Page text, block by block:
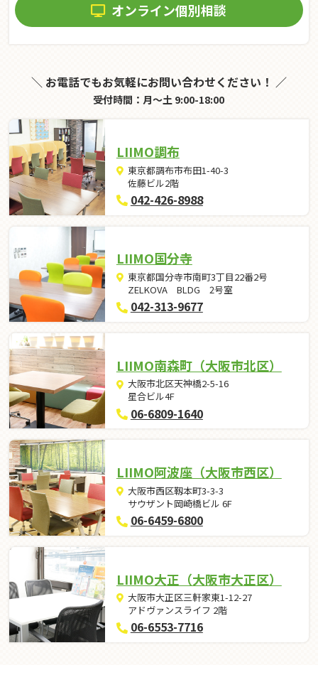
オンライン個別相談
＼ お電話でもお気軽にお問い合わせください！ ／
受付時間：月～土 9:00-18:00
LIIMO調布
東京都調布市布田1-40-3
佐藤ビル2階
042-426-8988
LIIMO国分寺
東京都国分寺市南町3丁目22番2号
ZELKOVA BLDG 2号室
042-313-9677
LIIMO南森町（大阪市北区）
大阪市北区天神橋2-5-16
星合ビル4F
06-6809-1640
LIIMO阿波座（大阪市西区）
大阪市西区靱本町3-3-3
サウザント岡崎橋ビル 6F
06-6459-6800
LIIMO大正（大阪市大正区）
大阪市大正区三軒家東1-12-27
アドヴァンスライフ 2階
06-6553-7716